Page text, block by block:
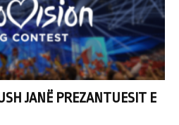
JANË PREZANTUESIT E